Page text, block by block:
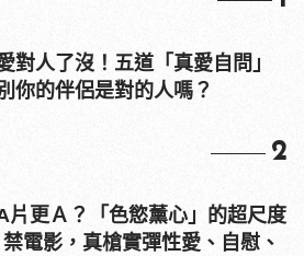
對人了沒！五道「真愛自問」
你的伴侶是對的人嗎？
2
片更Ａ？「色慾薰心」的超尺度
電影，真槍實彈性愛、自慰、